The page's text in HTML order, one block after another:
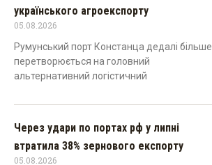
українського агроекспорту
05.08.2026
Румунський порт Констанца дедалі більше
перетворюється на головний
альтернативний логістичний
Через удари по портах рф у липні
втратила 38% зернового експорту
05.08.2026